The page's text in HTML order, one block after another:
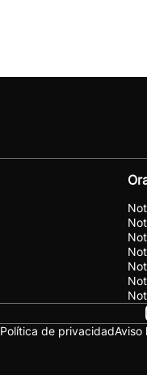
Política de privacidadAviso